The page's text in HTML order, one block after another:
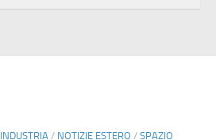
INDUSTRIA/ NOTIZIE ESTERO / SPAZIO